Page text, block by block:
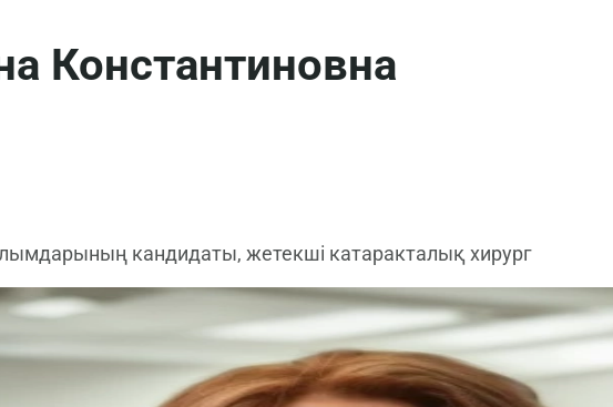
Константиновна
кандидаты, жетекші катаракталық хирург